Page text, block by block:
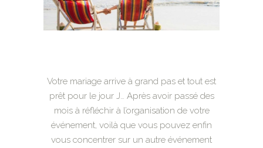
Votre mariage arrive à grand pas et tout est
prêt pour le jour J… Après avoir passé des
mois à réfléchir à l’organisation de votre
événement, voilà que vous pouvez enfin
vous concentrer sur un autre événement